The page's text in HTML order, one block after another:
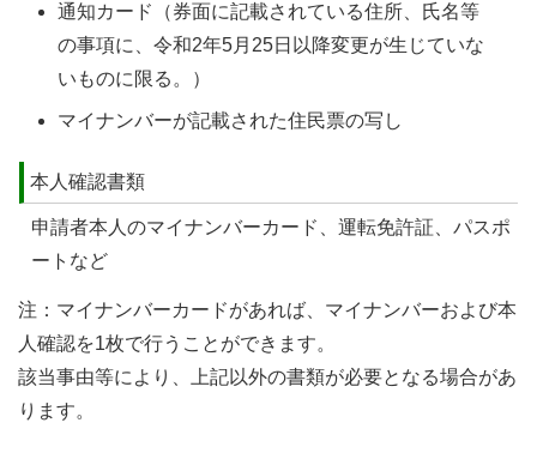
通知カード（券面に記載されている住所、氏名等
の事項に、令和2年5月25日以降変更が生じていな
いものに限る。）
マイナンバーが記載された住民票の写し
本人確認書類
申請者本人のマイナンバーカード、運転免許証、パスポ
ートなど
注：マイナンバーカードがあれば、マイナンバーおよび本
人確認を1枚で行うことができます。
該当事由等により、上記以外の書類が必要となる場合があ
ります。